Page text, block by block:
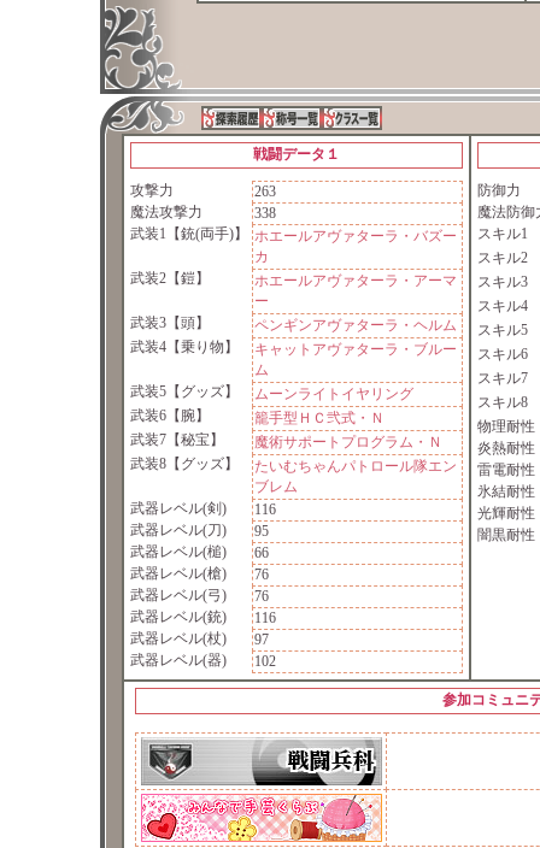
戦闘データ１
攻撃力
263
魔法攻撃力
338
武装1 【銃(両手)】
ホエールアヴァターラ・バズー
カ
武装2 【鎧】
ホエールアヴァターラ・アーマ
ー
武装3 【頭】
ペンギンアヴァターラ・ヘルム
武装4 【乗り物】
キャットアヴァターラ・ブルー
ム
武装5 【グッズ】
ムーンライトイヤリング
武装6 【腕】
籠手型ＨＣ弐式・Ｎ
武装7 【秘宝】
魔術サポートプログラム・Ｎ
武装8 【グッズ】
たいむちゃんパトロール隊エン
ブレム
武器レベル(剣)
116
武器レベル(刀)
95
武器レベル(槌)
66
武器レベル(槍)
76
武器レベル(弓)
76
武器レベル(銃)
116
武器レベル(杖)
97
武器レベル(器)
102
防御力
魔法防御
スキル1
スキル2
スキル3
スキル4
スキル5
スキル6
スキル7
スキル8
物理耐性
炎熱耐性
雷電耐性
氷結耐性
光輝耐性
闇黒耐性
参加コミュニ